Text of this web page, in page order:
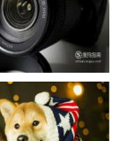
欣赏方法